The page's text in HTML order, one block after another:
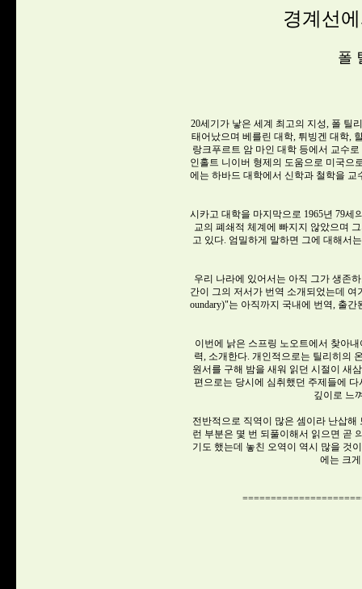
경계선
폴 틸리히
20세기가 낳은 세계 최고의 지성, 폴 틸
태어났으며 베를린 대학, 튀빙겐 대학,
랑크푸르트 암 마인 대학 등에서 교수
인홀트 니이버 형제의 도움으로 미국으
에는 하바드 대학에서 신학과 철학을
시카고 대학을 마지막으로 1965년 79
교의 폐쇄적 체계에 빠지지 않았으며
고 있다. 엄밀하게 말하면 그에 대해서
우리 나라에 있어서는 아직 그가 생존
간이 그의 저서가 번역 소개되었는데
oundary)"는 아직까지 국내에 번역, 출
이번에 낡은 스프링 노오트에서 찾아
력, 소개한다. 개인적으로는 틸리히의
원서를 구해 밤을 새워 읽던 시절이 새
편으로는 당시에 심취했던 주제들에
깊이로 느
전반적으로 직역이 많은 셈이라 난삽
런 부분은 몇 번 되풀이해서 읽으면 곧
기도 했는데 놓친 오역이 역시 많을 것
에는 크